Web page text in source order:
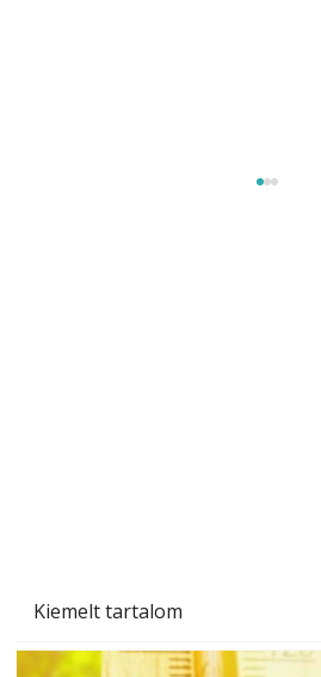
Kiemelt tartalom